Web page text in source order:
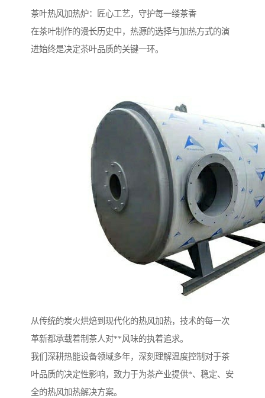
茶叶热风加热炉：匠心工艺，守护每一缕茶香
在茶叶制作的漫长历史中，热源的选择与加热方式的演
进始终是决定茶叶品质的关键一环。
从传统的炭火烘焙到现代化的热风加热，技术的每一次
革新都承载着制茶人对**风味的执着追求。
我们深耕热能设备领域多年，深刻理解温度控制对于茶
叶品质的决定性影响，致力于为茶产业提供*、稳定、安
全的热风加热解决方案。